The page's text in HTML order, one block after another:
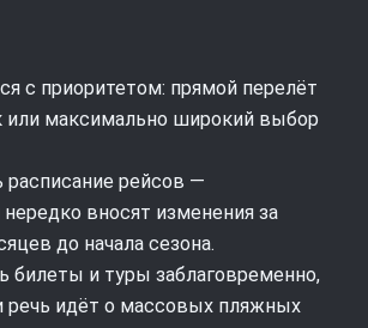
с приоритетом: прямой перелёт
или максимально широкий выбор
рейсов —
вносят изменения за
до начала сезона.
билеты и туры заблаговременно,
речь идёт о массовых пляжных